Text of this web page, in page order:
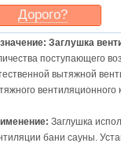
Дорого?
ценамогла бы
Васустроить?
Указать цену
Заглушка
поступающего
вытяжной
вентиляционного
Заглушка
бани сауны.